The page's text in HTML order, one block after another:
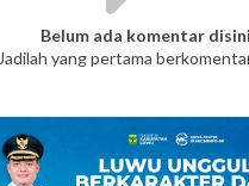
Belum ada komentar disini
Jadilah yang pertama